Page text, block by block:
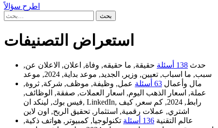
اطرح سؤالاً
استعراض التصنيفات
حدث 138 أسئلة
حقيقة, ما حقيقه, وفاة, اعلان, الاعلان عن,
سبب, ما اسباب, تعيين, وزير, الجديد, موعد بداية, 2024, موعد
مال وأعمال 63 أسئلة
عمل, وظيفة, موظف, شركة, ثروة,
عملة, اسعار الذهب اليوم, اسعار العملات, صفقة, الوظائف,
فيس بوك, لينكد ان, LinkedIn, رابط, 2024, كم سعر, كيف
اشتري, عملات رقمية, استثمار, تحقيق الربح, اون لاين
عالم التقنية 136 أسئلة
تكنولوجيا, كمبيوتر, هواتف ذكية,